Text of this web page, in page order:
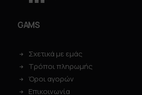
GAMS
Σχετικά με εμάς
Τρόποι πληρωμής
Όροι αγορών
Επικοινωνία